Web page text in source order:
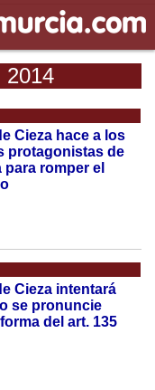
2014
Cieza hace a los
protagonistas de
para romper el
Cieza intentará
se pronuncie
del art. 135